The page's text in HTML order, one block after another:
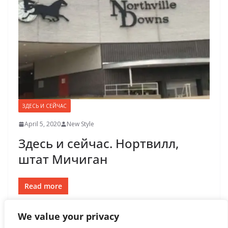
We value your privacy
ЗДЕСЬ И СЕЙЧАС
April 5, 2020 New Style
Здесь и сейчас. Нортвилл,
штат Мичиган
Read more